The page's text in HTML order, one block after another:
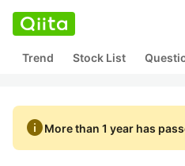
Trend Stock List
infoMore than 1 year has